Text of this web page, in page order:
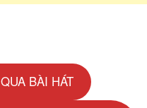
BÀI HÁT